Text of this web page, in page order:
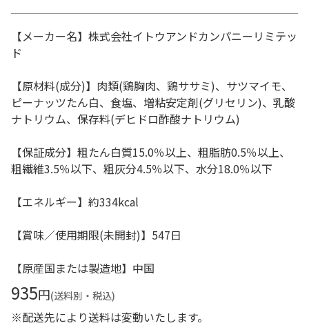
【メーカー名】株式会社イトウアンドカンパニーリミテッ
ド
【原材料(成分)】肉類(鶏胸肉、鶏ササミ)、サツマイモ、
ピーナッツたん白、食塩、増粘安定剤(グリセリン)、乳酸
ナトリウム、保存料(デヒドロ酢酸ナトリウム)
【保証成分】粗たん白質15.0％以上、粗脂肪0.5％以上、
粗繊維3.5％以下、粗灰分4.5％以下、水分18.0％以下
【エネルギー】約334kcal
【賞味／使用期限(未開封)】547日
【原産国または製造地】中国
935円(送料別・税込)
※配送先により送料は変動いたします。